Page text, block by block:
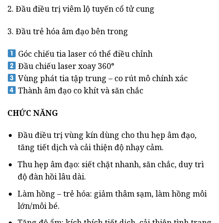
2. Đầu điều trị viêm lộ tuyến cổ tử cung
3. Đầu trẻ hóa âm đạo bên trong
Góc chiếu tia laser có thể điều chỉnh
Đầu chiếu laser xoay 360°
Vùng phát tia tập trung – co rút mô chính xác
Thành âm đạo co khít và săn chắc
CHỨC NĂNG
Đầu điều trị vùng kín dùng cho thu hẹp âm đạo,
tăng tiết dịch và cải thiện độ nhạy cảm.
Thu hẹp âm đạo: siết chặt nhanh, săn chắc, duy trì
độ đàn hồi lâu dài.
Làm hồng – trẻ hóa: giảm thâm sạm, làm hồng môi
lớn/môi bé.